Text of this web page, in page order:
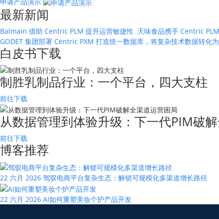
最新新闻
Balmain 借助 Centric PLM 提升运营敏捷性 天味食品携手 Centric
GODET 集团部署 Centric PXM 打造统一数据库，将复杂技术数据转化
白皮书下载
制胜乳制品行业：一个平台，四大支柱
前往下载
从数据管理到体验升级：下一代PIM破
前往下载
博客推荐
22 六月 2026 驾驭电商平台复杂生态：解锁可规模化多渠道增长路径
22 六月 2026 AI如何重塑美妆个护产品开发